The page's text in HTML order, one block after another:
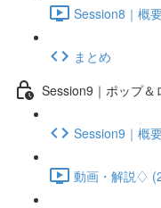
Session8｜概
まとめ
Session9｜ポップ＆
Session9｜概
動画・解説♢